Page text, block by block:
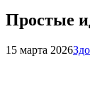
Простые
15 марта 2026